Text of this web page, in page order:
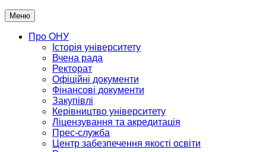
Меню
Про ОНУ
Історія університету
Вчена рада
Ректорат
Офіційні документи
Фінансові документи
Закупівлі
Керівництво університету
Ліцензування та акредитація
Прес-служба
Центр забезпечення якості освіти